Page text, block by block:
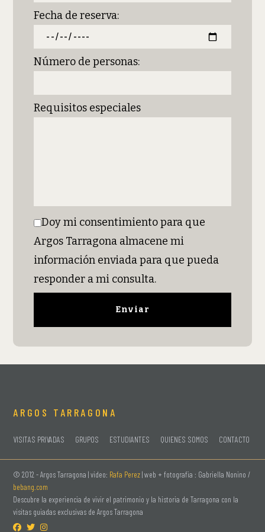
Fecha de reserva:
Número de personas:
Requisitos especiales
Doy mi consentimiento para que
Argos Tarragona almacene mi
información enviada para que pueda
responder a mi consulta.
ARGOS TARRAGONA
VISITAS PRIVADAS GRUPOS ESTUDIANTES QUIENES SOMOS CONTACTO
© 2012 -Argos Tarragona | video: Rafa Perez| web + fotografia : Gabriella Nonino /
bebang.com
Descubre la experiencia de vivir el patrimonio y la historia de Tarragona con la
visitas guiadas exclusivas de Argos Tarragona